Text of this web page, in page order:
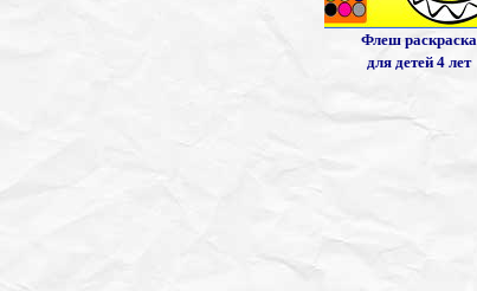
Флеш раскраска
для детей 4 лет